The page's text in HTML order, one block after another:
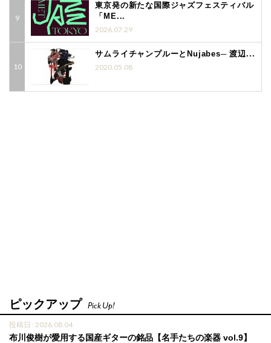
東京発の新たな国際ジャズフェスティバル
「ME...
2026.07.29
サムライチャンプルーとNujabes─ 渡辺...
2020.05.08
ピックアップ Pick Up!
投稿日 : 2026.08.04
布川俊樹が愛用する国産ギターの銘品【名手たちの楽器 vol.9】